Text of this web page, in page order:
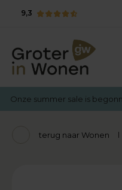
9,3
Onze summer sale is
terug naar Wonen